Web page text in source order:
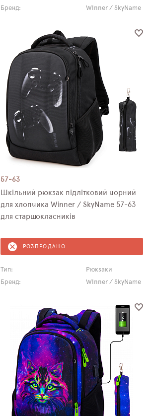
Бренд:
Winner / SkyName
57-63
Шкільний рюкзак підлітковий чорний
для хлопчика Winner / SkyName 57-63
для старшокласників
РОЗПРОДАНО
Тип:
Рюкзаки
Бренд:
Winner / SkyName